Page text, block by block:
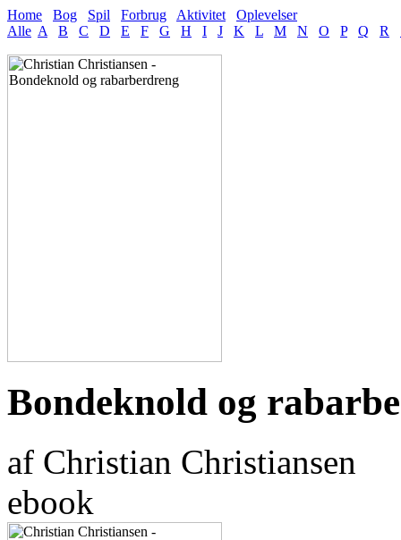
Home Bog Spil Forbrug Aktivitet
Oplevelser
Alle A B C D E F G H I J K L M N O P Q R
Bondeknold og
af Christian Christiansen
ebook